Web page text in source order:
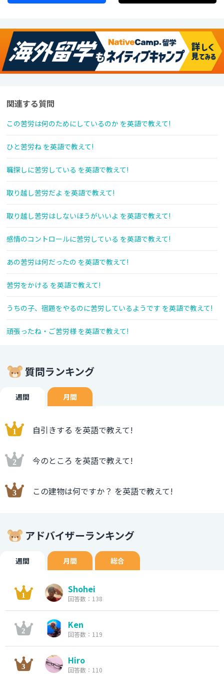
関連する質問
この苦労は何のためにしているのか を英語で教えて!
ひと苦労ね を英語で教えて!
職探しに苦労している を英語で教えて!
取り越し苦労だよ を英語で教えて!
取り越し苦労はしないほうがいいよ を英語で教えて!
感情のコントロールに苦労している を英語で教えて!
あの苦労は何だったの を英語で教えて!
苦労をかける を英語で教えて!
うちの子、宿題をやるのに苦労しているようです を英語で教えて!
頑張ったね・ご苦労様 を英語で教えて!
質問ランキング
週間 月間
自引きする を英語で教えて!
今のところ を英語で教えて!
この建物は何ですか？ を英語で教えて!
アドバイザーランキング
週間 月間 総合
Shohei
回答数：138
Ken
回答数：119
Hiro
回答数：110